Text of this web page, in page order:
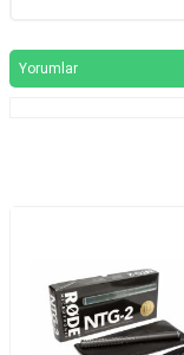
Yorumlar